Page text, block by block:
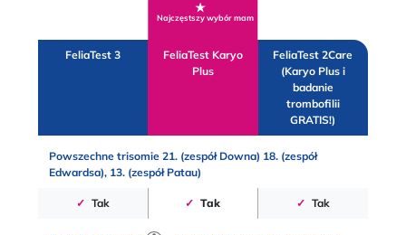
FeliaTest 3
FeliaTest Karyo
Plus
★
Najczęstszy wybór mam
FeliaTest 2Care
(Karyo Plus i
badanie
trombofilii
GRATIS!)
Powszechne trisomie 21. (zespół Downa) 18. (zespół
Edwardsa), 13. (zespół Patau)
✓ Tak ✓ Tak ✓ Tak